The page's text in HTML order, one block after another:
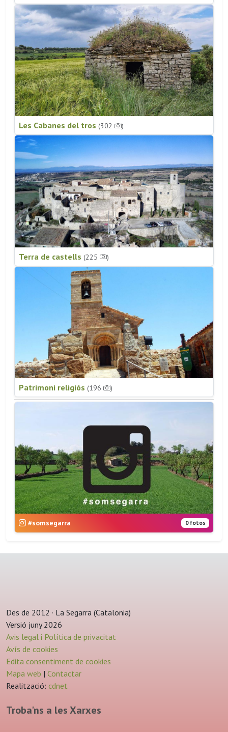
Les Cabanes del tros (302 )
Terra de castells (225 )
Patrimoni religiós (196 )
#somsegarra 0 fotos
Des de 2012 · La Segarra (Catalonia)
Versió juny 2026
Avis legal i Política de privacitat
Avís de cookies
Edita consentiment de cookies
Mapa web | Contactar
Realització: cdnet
Troba'ns a les Xarxes